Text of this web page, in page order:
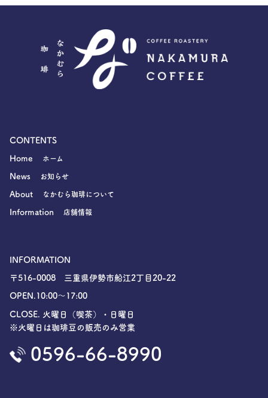
CONTENTS
Home ホーム
News お知らせ
About なかむら珈琲について
Information 店舗情報
INFORMATION
〒516-0008 三重県伊勢市船江2丁目20-22
OPEN.10:00〜17:00
CLOSE. 火曜日（喫茶）・日曜日
※火曜日は珈琲豆の販売のみ営業
0596-66-8990